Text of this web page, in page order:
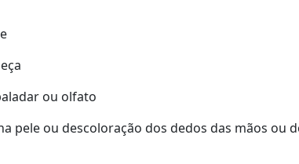
ou olfato
pele ou descoloração dos dedos das mãos ou